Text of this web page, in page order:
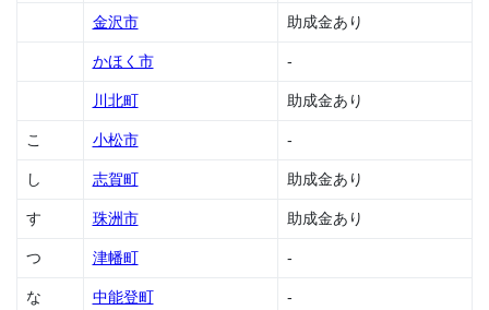
内灘
助成
加賀
助成
金沢
助成
金沢市 助成金あり
かほく市 -
川北町 助成金あり
こ 小松市 -
し 志賀町 助成金あり
す 珠洲市 助成金あり
つ 津幡町 -
な 中能登町 -